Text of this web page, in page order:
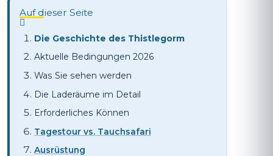
Auf dieser Seite
Die Geschichte des Thistlegorm
Aktuelle Bedingungen 2026
Was Sie sehen werden
Die Laderäume im Detail
Erforderliches Können
Tagestour vs. Tauchsafari
Ausrüstung